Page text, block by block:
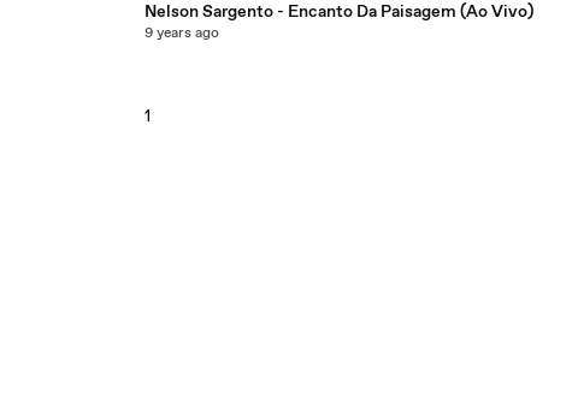
Nelson Sargento - Encanto Da Paisagem (Ao Vivo)
9 years ago
1